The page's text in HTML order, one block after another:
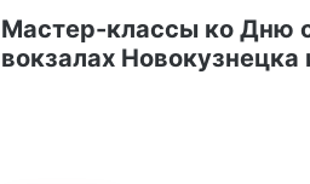
Мастер-классы ко Дню
вокзалах Новокузнецка